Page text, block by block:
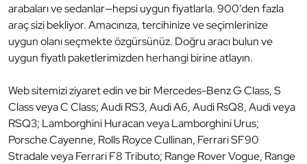
arabaları ve sedanlar—hepsi uygun fiyatlarla. 900’den fazla
araç sizi bekliyor. Amacınıza, tercihinize ve seçimlerinize
uygun olanı seçmekte özgürsünüz. Doğru aracı bulun ve
uygun fiyatlı paketlerimizden herhangi birine atlayın.
Web sitemizi ziyaret edin ve bir Mercedes-Benz G Class, S
Class veya C Class; Audi RS3, Audi A6, Audi RsQ8, Audi veya
RSQ3; Lamborghini Huracan veya Lamborghini Urus;
Porsche Cayenne, Rolls Royce Cullinan, Ferrari SF90
Stradale veya Ferrari F8 Tributo; Range Rover Vogue, Range